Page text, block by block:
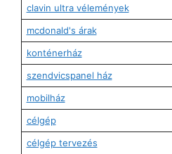
clavin ultra vélemények
mcdonald's árak
konténerház
szendvicspanel ház
mobilház
célgép
célgép tervezés